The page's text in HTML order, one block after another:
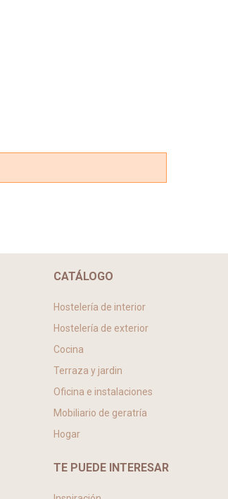
CATÁLOGO
Hostelería de interior
Hostelería de exterior
Cocina
Terraza y jardin
Oficina e instalaciones
Mobiliario de geratría
Hogar
TE PUEDE INTERESAR